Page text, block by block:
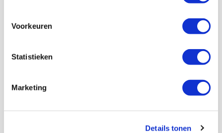
Voorkeuren
Statistieken
Marketing
Details tonen
AUG
11